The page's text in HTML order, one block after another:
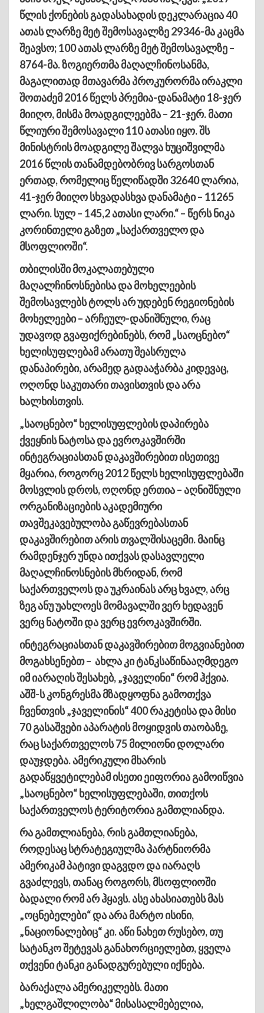
წლის ქონების გადასახადის დეკლარაცია 40
ათას ლარზე მეტ შემოსავალზე 29346-მა კაცმა
შეავსო; 100 ათას ლარზე მეტ შემოსავალზე –
8764-მა. ზოგიერთმა მაღალჩინოსანმა,
მაგალითად მთავარმა პროკურორმა ირაკლი
შოთაძემ 2016 წელს პრემია-დანამატი 18-ჯერ
მიიღო, მისმა მოადგილეებმა – 21-ჯერ. მათი
წლიური შემოსავალი 110 ათასი იყო. შს
მინისტრის მოადგილე შალვა ხუციშვილმა
2016 წლის თანამდებობრივ სარგოსთან
ერთად, რომელიც წელიწადში 32640 ლარია,
41-ჯერ მიიღო სხვადასხვა დანამატი – 11265
ლარი. სულ – 145,2 ათასი ლარი.“ – წერს ნიკა
კორინთელი გაზეთ „საქართველო და
მსოფლიოში“.
თბილისში მოკალათებული
მაღალჩინოსნებისა და მოხელეების
შემოსავლებს ტოლს არ უდებენ რეგიონების
მოხელეები – არჩეულ-დანიშნული, რაც
უდავოდ გვაფიქრებინებს, რომ „საოცნებო“
ხელისუფლებამ არათუ შეასრულა
დანაპირები, არამედ გადააჭარბა კიდევაც,
ოღონდ საკუთარი თავისთვის და არა
ხალხისთვის.
„საოცნებო“ ხელისუფლების დაპირება
ქვეყნის ნატოსა და ევროკავშირში
ინტეგრაციასთან დაკავშირებით ისეთივე
მყარია, როგორც 2012 წელს ხელისუფლებაში
მოსვლის დროს, ოღონდ ერთია – აღნიშნული
ორგანიზაციების აკადემიური
თავშეკავებულობა გაწევრებასთან
დაკავშირებით არის თვალშისაცემი. მაინც
რამდენჯერ უნდა ითქვას დასავლელი
მაღალჩინოსნების მხრიდან, რომ
საქართველოს და უკრაინას არც ხვალ, არც
ზეგ ანუ უახლოეს მომავალში ვერ ხედავენ
ვერც ნატოში და ვერც ევროკავშირში.
ინტეგრაციასთან დაკავშირებით მოგვიანებით
მოგახსენებთ – ახლა კი ტანკსაწინააღმდეგო
იმ იარაღის შესახებ, „ჯაველინი“ რომ ჰქვია.
აშშ-ს კონგრესმა მზადყოფნა გამოთქვა
ჩვენთვის „ჯაველინის“ 400 რაკეტისა და მისი
70 გასაშვები აპარატის მოყიდვის თაობაზე,
რაც საქართველოს 75 მილიონი დოლარი
დაუჯდება. ამერიკული მხარის
გადაწყვეტილებამ ისეთი ეიფორია გამოიწვია
„საოცნებო“ ხელისუფლებაში, თითქოს
საქართველოს ტერიტორია გამთლიანდა.
რა გამთლიანება, რის გამთლიანება,
როდესაც სტრატეგიულმა პარტნიორმა
ამერიკამ პატივი დაგვდო და იარაღს
გვაძლევს, თანაც როგორს, მსოფლიოში
ბადალი რომ არ ჰყავს. ასე ახასიათებს მას
„ოცნებელები“ და არა მარტო ისინი,
„ნაციონალებიც“ კი. აწი ნახეთ რუსებო, თუ
სატანკო შეტევას განახორციელებთ, ყველა
თქვენი ტანკი განადგურებული იქნება.
ბარაქალა ამერიკელებს. მათი
„ხელგაშლილობა“ მისასალმებელია,